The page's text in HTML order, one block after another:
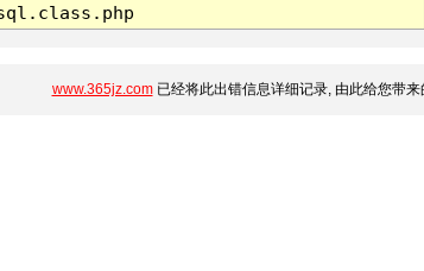
www.365jz.com已经将此出错信息详细记录, 由此给您带